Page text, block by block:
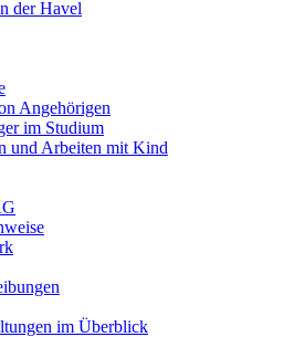
der Havel
Angehörigen
im Studium
und Arbeiten mit Kind
im Überblick